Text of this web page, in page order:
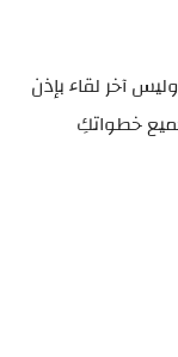
آخر لقاء بإذن
خطواتكِ